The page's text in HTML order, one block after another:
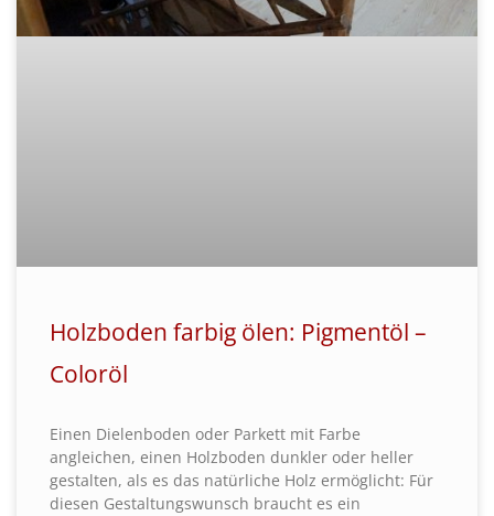
Holzboden farbig ölen: Pigmentöl –
Coloröl
Einen Dielenboden oder Parkett mit Farbe
angleichen, einen Holzboden dunkler oder heller
gestalten, als es das natürliche Holz ermöglicht: Für
diesen Gestaltungswunsch braucht es ein